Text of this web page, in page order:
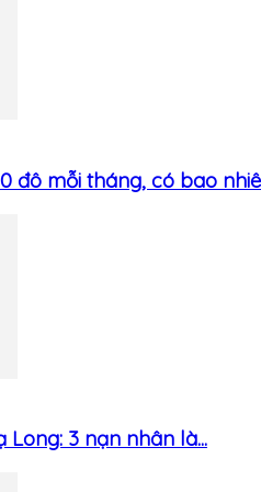
đô mỗi tháng, có bao
3 nạn nhân là...